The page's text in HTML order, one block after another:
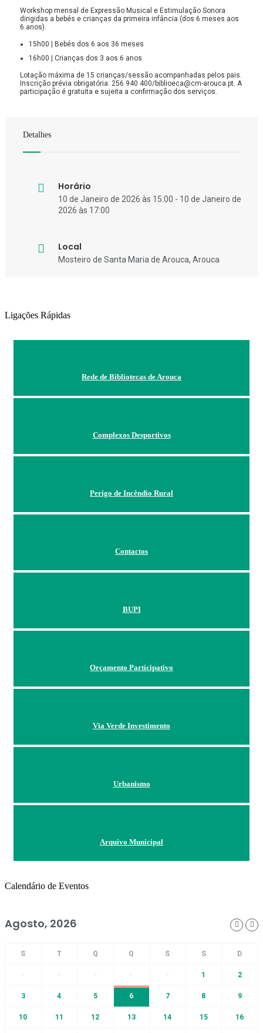
Workshop mensal de Expressão Musical e Estimulação Sonora
dirigidas a bebés e crianças da primeira infância (dos 6 meses aos
6 anos).
15h00 | Bebés dos 6 aos 36 meses
16h00 | Crianças dos 3 aos 6 anos
Lotação máxima de 15 crianças/sessão acompanhadas pelos pais.
Inscrição prévia obrigatória: 256 940 400/biblioeca@cm-arouca.pt. A
participação é gratuita e sujeita a confirmação dos serviços.
Detalhes
Horário
10 de Janeiro de 2026 às 15:00 - 10 de Janeiro de
2026 às 17:00
Local
Mosteiro de Santa Maria de Arouca, Arouca
Ligações Rápidas
Rede de Bibliotecas de Arouca
Complexos Desportivos
Perigo de Incêndio Rural
Contactos
BUPI
Orçamento Participativo
Via Verde Investimento
Urbanismo
Arquivo Municipal
Calendário de Eventos
Agosto, 2026
- - - - - 1 2
3 4 5 6 7 8 9
10 11 12 13 14 15 16